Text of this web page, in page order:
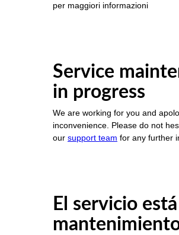
per maggiori informazioni
Service
in progress
We are working for you and
inconvenience. Please do not
our support team for any further
El servicio